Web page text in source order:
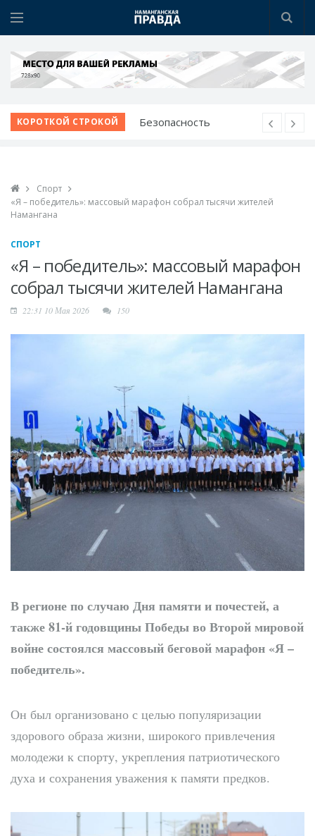
КОРОТКОЙ СТРОКОЙ
Наманганские
трибунах
души
Безопасность
Спорт
«Я – победитель»: массовый марафон собрал тысячи жителей
Намангана
СПОРТ
«Я – победитель»: массовый марафон
собрал тысячи жителей Намангана
22:31 10 Мая 2026 150
В регионе по случаю Дня памяти и почестей, а
также 81-й годовщины Победы во Второй мировой
войне состоялся массовый беговой марафон «Я –
победитель».
Он был организовано с целью популяризации
здорового образа жизни, широкого привлечения
молодежи к спорту, укрепления патриотического
духа и сохранения уважения к памяти предков.